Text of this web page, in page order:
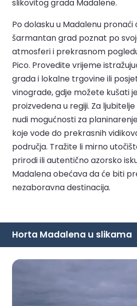
slikovitog grada Madalene.
Po dolasku u Madalenu pronaći
šarmantan grad poznat po
atmosferi i prekrasnom
Pico. Provedite vrijeme
grada i lokalne trgovine ili
vinograde, gdje možete kušati
proizvedena u regiji. Za
nudi mogućnosti za
koje vode do prekrasnih
područja. Tražite li mirno
prirodi ili autentično azorsko
Madalena obećava da će biti
nezaboravna destinacija.
Horta Madalena u slikama